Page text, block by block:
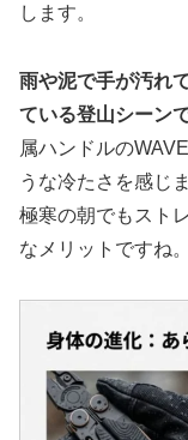
します。
雨や泥で手が汚れ
ている登山シーン
属ハンドルの
うな冷たさを感じ
極寒の朝でもスト
なメリットですね。